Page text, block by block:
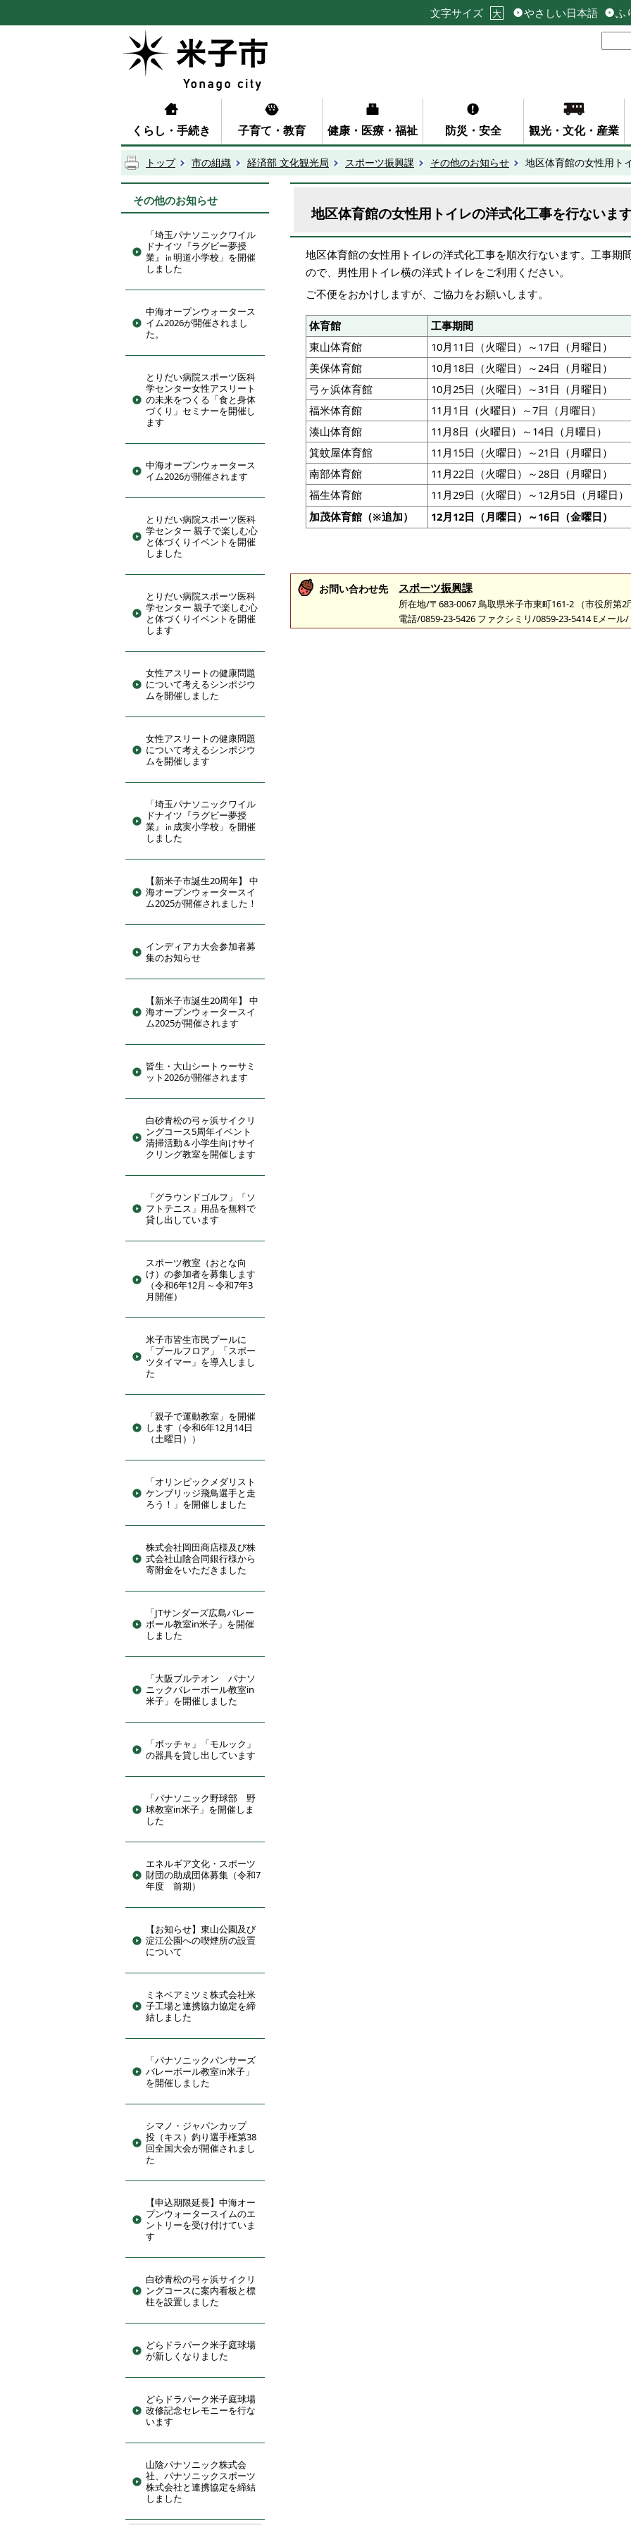
文字サイズ 大 やさしい日本語 ふ
くらし・手続き 子育て・教育 健康・医療・福祉 防災・安全 観光・文化・産業
トップ 市の組織 経済部 文化観光局 スポーツ振興課 その他のお知らせ 地区体育館の女性用ト
その他のお知らせ
「埼玉パナソニックワイル
ドナイツ『ラグビー夢授
業』㏌明道小学校」を開催
しました
中海オープンウォータース
イム2026が開催されまし
た。
とりだい病院スポーツ医科
学センター女性アスリート
の未来をつくる「食と身体
づくり」セミナーを開催し
ます
中海オープンウォータース
イム2026が開催されます
とりだい病院スポーツ医科
学センター 親子で楽しむ心
と体づくりイベントを開催
しました
とりだい病院スポーツ医科
学センター 親子で楽しむ心
と体づくりイベントを開催
します
女性アスリートの健康問題
について考えるシンポジウ
ムを開催しました
女性アスリートの健康問題
について考えるシンポジウ
ムを開催します
「埼玉パナソニックワイル
ドナイツ『ラグビー夢授
業』㏌成実小学校」を開催
しました
【新米子市誕生20周年】 中
海オープンウォータースイ
ム2025が開催されました！
インディアカ大会参加者募
集のお知らせ
【新米子市誕生20周年】 中
海オープンウォータースイ
ム2025が開催されます
皆生・大山シートゥーサミ
ット2026が開催されます
白砂青松の弓ヶ浜サイクリ
ングコース5周年イベント
清掃活動＆小学生向けサイ
クリング教室を開催します
「グラウンドゴルフ」「ソ
フトテニス」用品を無料で
貸し出しています
スポーツ教室（おとな向
け）の参加者を募集します
（令和6年12月～令和7年3
月開催）
米子市皆生市民プールに
「プールフロア」「スポー
ツタイマー」を導入しまし
た
「親子で運動教室」を開催
します（令和6年12月14日
（土曜日））
「オリンピックメダリスト
ケンブリッジ飛鳥選手と走
ろう！」を開催しました
株式会社岡田商店様及び株
式会社山陰合同銀行様から
寄附金をいただきました
「JTサンダーズ広島バレー
ボール教室in米子」を開催
しました
「大阪ブルテオン パナソ
ニックバレーボール教室in
米子」を開催しました
「ボッチャ」「モルック」
の器具を貸し出しています
「パナソニック野球部 野
球教室in米子」を開催しま
した
エネルギア文化・スポーツ
財団の助成団体募集（令和7
年度 前期）
【お知らせ】東山公園及び
淀江公園への喫煙所の設置
について
ミネベアミツミ株式会社米
子工場と連携協力協定を締
結しました
「パナソニックパンサーズ
バレーボール教室in米子」
を開催しました
シマノ・ジャパンカップ
投（キス）釣り選手権第38
回全国大会が開催されまし
た
【申込期限延長】中海オー
プンウォータースイムのエ
ントリーを受け付けていま
す
白砂青松の弓ヶ浜サイクリ
ングコースに案内看板と標
柱を設置しました
どらドラパーク米子庭球場
が新しくなりました
どらドラパーク米子庭球場
改修記念セレモニーを行な
います
山陰パナソニック株式会
社、パナソニックスポーツ
株式会社と連携協定を締結
しました
地区体育館の女性用トイレの洋式化工事を行ないま
地区体育館の女性用トイレの洋式化工事を順次行ないます。工事期
ので、男性用トイレ横の洋式トイレをご利用ください。
ご不便をおかけしますが、ご協力をお願いします。
体育館
工事期間
東山体育館
10月11日（火曜日）～17日（月曜日）
美保体育館
10月18日（火曜日）～24日（月曜日）
弓ヶ浜体育館
10月25日（火曜日）～31日（月曜日）
福米体育館
11月1日（火曜日）～7日（月曜日）
湊山体育館
11月8日（火曜日）～14日（月曜日）
箕蚊屋体育館
11月15日（火曜日）～21日（月曜日）
南部体育館
11月22日（火曜日）～28日（月曜日）
福生体育館
11月29日（火曜日）～12月5日（月曜日）
加茂体育館（※追加）
12月12日（月曜日）～16日（金曜日）
お問い合わせ先 スポーツ振興課
所在地/〒683-0067 鳥取県米子市東町161-2 （市役所第2
電話/0859-23-5426 ファクシミリ/0859-23-5414 Eメール/